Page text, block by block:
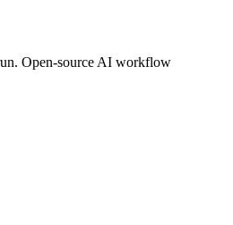
Open-source AI workflow